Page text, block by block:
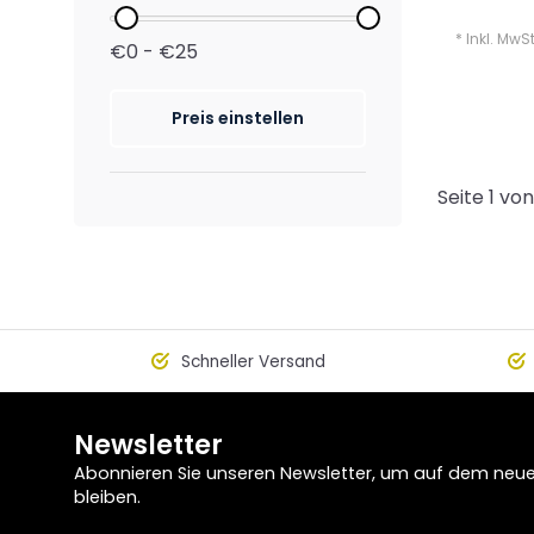
€0 - €25
Preis einstellen
* Inkl.
Seite 1
Schneller Versand
Newsletter
Abonnieren Sie unseren Newsletter, um auf dem
bleiben.